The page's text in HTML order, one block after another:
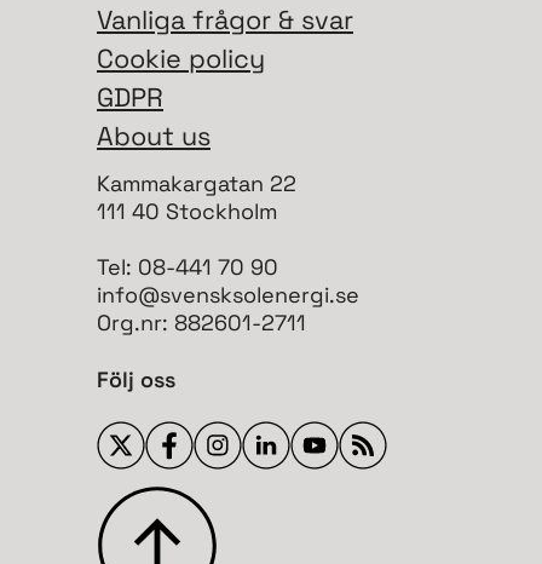
Vanliga frågor & svar
Cookie policy
GDPR
About us
Kammakargatan 22
111 40 Stockholm
Tel: 08-441 70 90
info@svensksolenergi.se
Org.nr: 882601-2711
Följ oss